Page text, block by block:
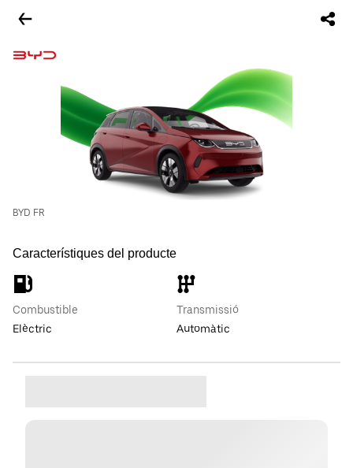
BYD FR
Característiques del producte
Combustible
Elèctric
Transmissió
Automàtic